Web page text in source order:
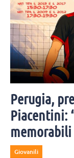
Perugia,
Piacentini:
memorabili
Giovanili